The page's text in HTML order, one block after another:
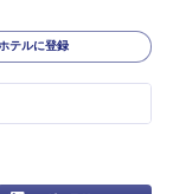
テルに登録